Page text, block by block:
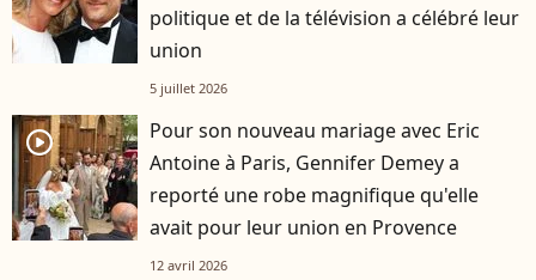
politique et de la télévision a célébré leur
union
5 juillet 2026
player2
Pour son nouveau mariage avec Eric
Antoine à Paris, Gennifer Demey a
reporté une robe magnifique qu'elle
avait pour leur union en Provence
12 avril 2026